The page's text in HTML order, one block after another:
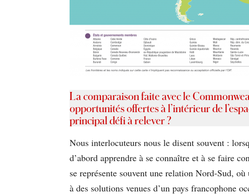
La comparaison faite avec le
opportunités offertes à l’intérieur de
principal défi à relever ?
Nous interlocuteurs nous le disent souvent :
d’abord apprendre à se connaître et à se faire
se représente souvent une relation Nord-Sud,
à des solutions venues d’un pays francophone